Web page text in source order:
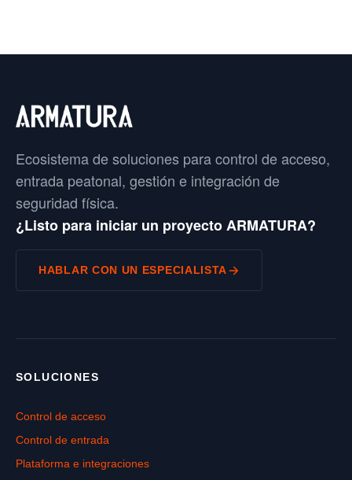
Ecosistema de soluciones para control de acceso,
entrada peatonal, gestión e integración de
seguridad física.
¿Listo para iniciar un proyecto ARMATURA?
HABLAR CON UN ESPECIALISTA
SOLUCIONES
Control de acceso
Control de entrada
Plataforma e integraciones